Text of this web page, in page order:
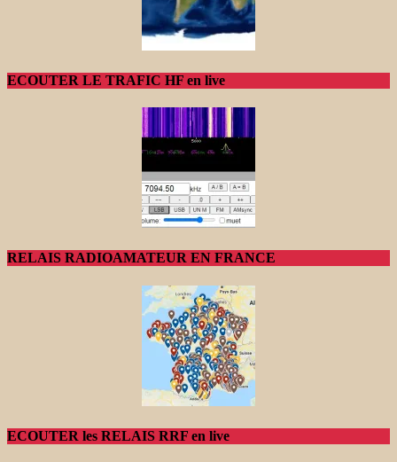
ECOUTER LE TRAFIC HF en live
RELAIS RADIOAMATEUR EN FRANCE
ECOUTER les RELAIS RRF en live